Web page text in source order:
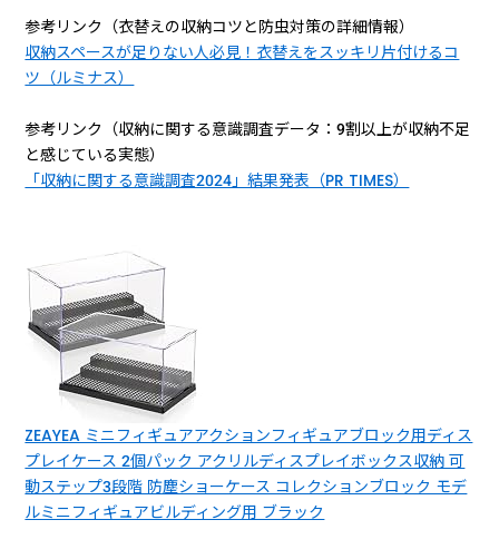
参考リンク（衣替えの収納コツと防虫対策の詳細情報）
収納スペースが足りない人必見！衣替えをスッキリ片付けるコ
ツ（ルミナス）
参考リンク（収納に関する意識調査データ：9割以上が収納不足
と感じている実態）
「収納に関する意識調査2024」結果発表（PR TIMES）
ZEAYEA ミニフィギュアアクションフィギュアブロック用ディス
プレイケース 2個パック アクリルディスプレイボックス収納 可
動ステップ3段階 防塵ショーケース コレクションブロック モデ
ルミニフィギュアビルディング用 ブラック